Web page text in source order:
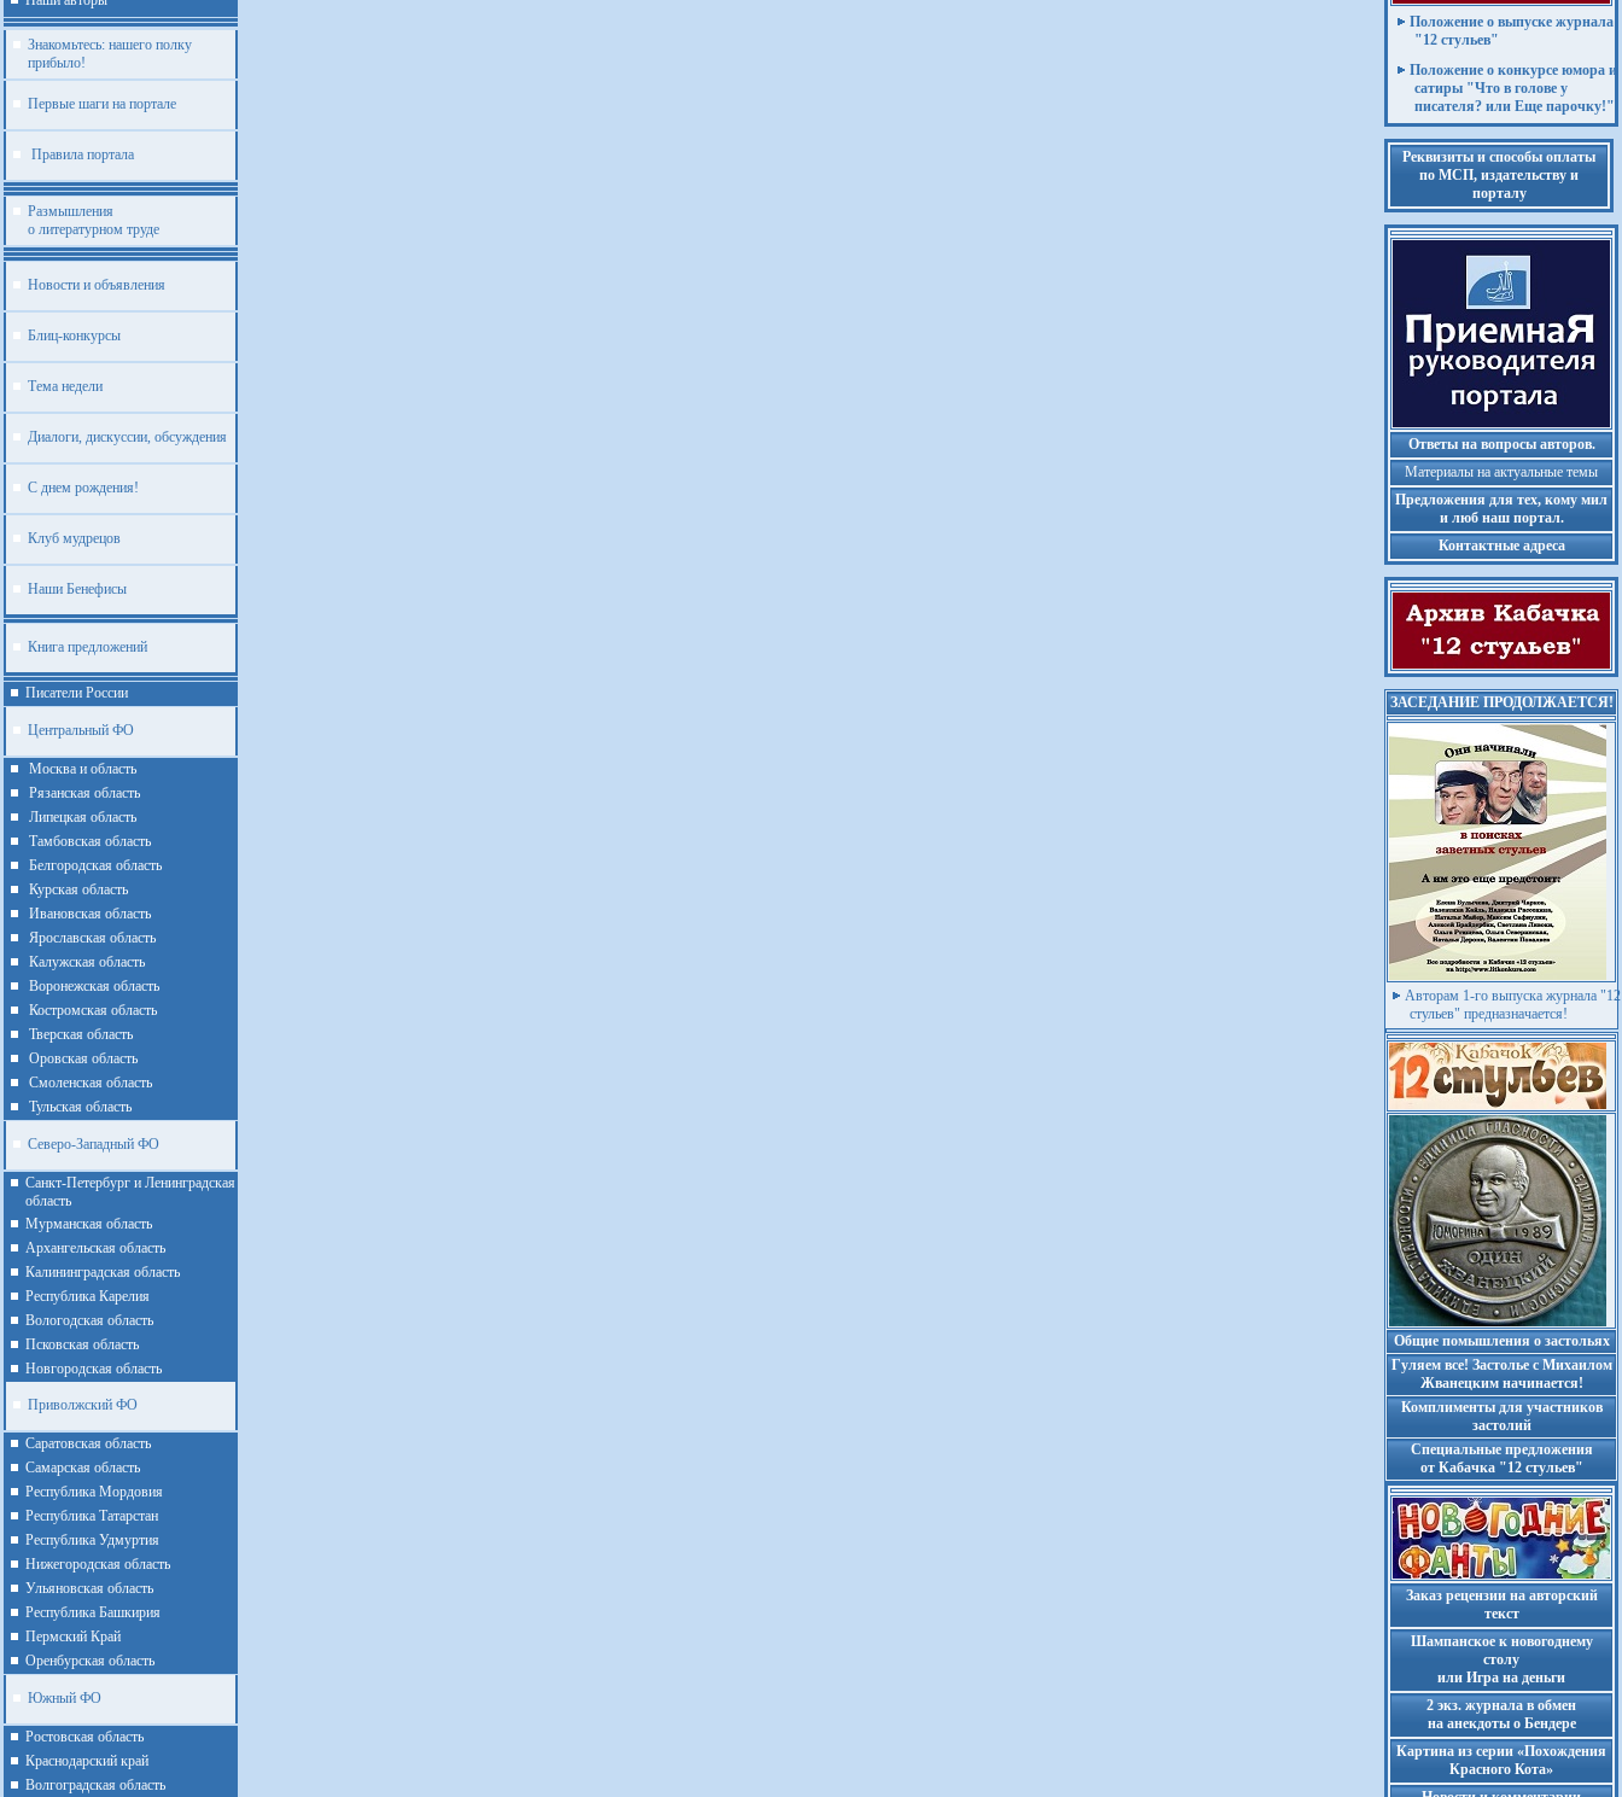
Знакомьтесь: нашего полку
прибыло!
Первые шаги на портале
Правила портала
Размышления
о литературном труде
Новости и объявления
Блиц-конкурсы
Тема недели
Диалоги, дискуссии, обсуждения
С днем рождения!
Клуб мудрецов
Наши Бенефисы
Книга предложений
Писатели России
Центральный ФО
Москва и область
Рязанская область
Липецкая область
Тамбовская область
Белгородская область
Курская область
Ивановская область
Ярославская область
Калужская область
Воронежская область
Костромская область
Тверская область
Оровская область
Смоленская область
Тульская область
Северо-Западный ФО
Санкт-Петербург и Ленинградская
область
Мурманская область
Архангельская область
Калининградская область
Республика Карелия
Вологодская область
Псковская область
Новгородская область
Приволжский ФО
Cаратовская область
Cамарская область
Республика Мордовия
Республика Татарстан
Республика Удмуртия
Нижегородская область
Ульяновская область
Республика Башкирия
Пермский Край
Оренбурская область
Южный ФО
Ростовская область
Краснодарский край
Волгоградская область
Положение о выпуске журнала
"12 стульев"
Положение о конкурсе юмора и
сатиры "Что в голове у
писателя? или Еще парочку!"
Реквизиты и способы оплаты
по МСП, издательству и
порталу
Ответы на вопросы авторов.
Материалы на актуальные темы
Предложения для тех, кому мил
и люб наш портал.
Контактные адреса
ЗАСЕДАНИЕ ПРОДОЛЖАЕТСЯ!
Авторам 1-го выпуска журнала "12
стульев" предназначается!
Общие помышления о застольях
Гуляем все! Застолье с Михаилом
Жванецким начинается!
Комплименты для участников
застолий
Cпециальные предложения
от Кабачка "12 стульев"
Заказ рецензии на авторский
текст
Шампанское к новогоднему
столу
или Игра на деньги
2 экз. журнала в обмен
на анекдоты о Бендере
Картина из серии «Похождения
Красного Кота»